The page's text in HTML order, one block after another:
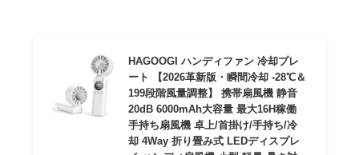
HAGOOGI ハンディファン 冷却プレ
ート 【2026革新版・瞬間冷却 -28℃＆
199段階風量調整】 携帯扇風機 静音
20dB 6000mAh大容量 最大16H稼働
手持ち扇風機 卓上/首掛け/手持ち/冷
却 4Way 折り畳み式 LEDディスプレ